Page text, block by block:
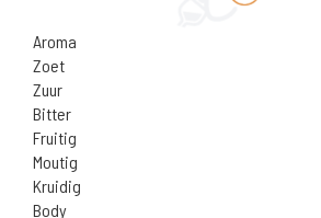
Aroma
Zoet
Zuur
Bitter
Fruitig
Moutig
Kruidig
Body